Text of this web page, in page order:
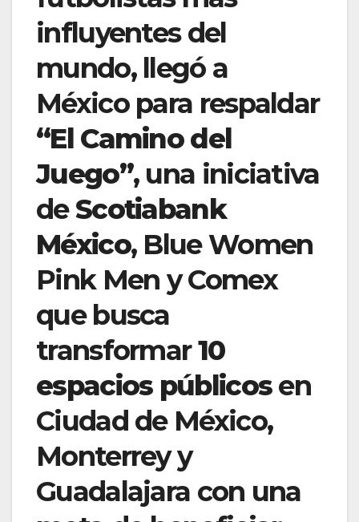
influyentes del
mundo, llegó a
México para respaldar
“El Camino del
Juego”, una iniciativa
deScotiabank
México, Blue Women
Pink Men y Comex
que busca
transformar10
espacios públicosen
Ciudad de México,
Monterrey y
Guadalajara con una